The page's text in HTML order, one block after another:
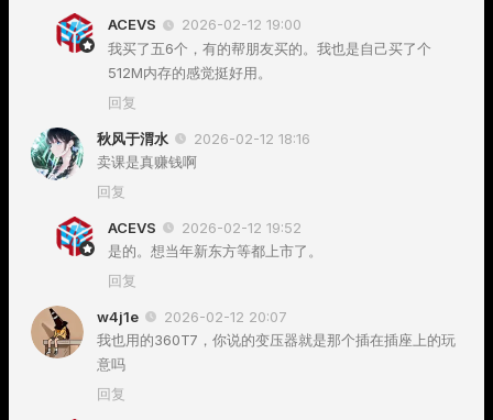
ACEVS
2026-02-12 19:00
我买了五6个，有的帮朋友买的。我也是自己买了个
512M内存的感觉挺好用。
回复
秋风于渭水
2026-02-12 18:16
卖课是真赚钱啊
回复
ACEVS
2026-02-12 19:52
是的。想当年新东方等都上市了。
回复
w4j1e
2026-02-12 20:07
我也用的360T7，你说的变压器就是那个插在插座上的玩
意吗
回复